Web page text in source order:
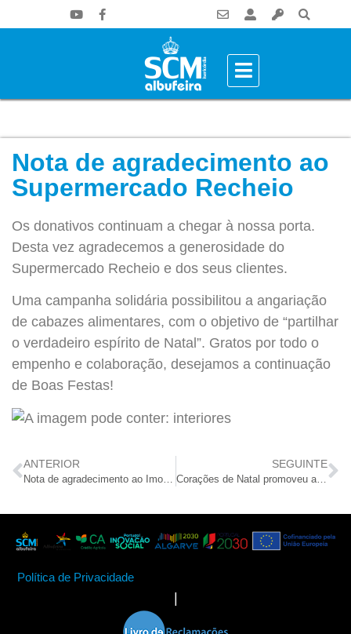
Nota de agradecimento ao
Supermercado Recheio
Os donativos continuam a chegar à nossa porta.
Desta vez agradecemos a generosidade do
Supermercado Recheio e dos seus clientes.
Uma campanha solidária possibilitou a angariação
de cabazes alimentares, com o objetivo de “partilhar
o verdadeiro espírito de Natal”. Gratos por todo o
empenho e colaboração, desejamos a continuação
de Boas Festas!
ANTERIOR
Nota de agradecimento ao Imortal Basket Clube Desportivo
SEGUINTE
Corações de Natal promoveu a magia e o espírito de Natal
Política de Privacidade